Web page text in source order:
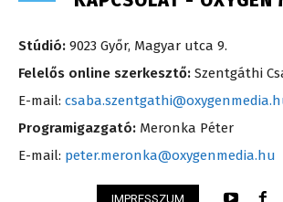
Stúdió: 9023 Győr, Magyar utca 9.
Felelős online szerkesztő: Szentgáthi
E-mail:
Programigazgató: Meronka Péter
E-mail: peter.meronka@oxygenmedia.hu
IMPRESSZUM